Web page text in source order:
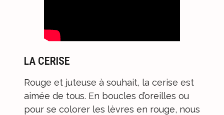
LA CERISE
Rouge et juteuse à souhait, la cerise est
aimée de tous. En boucles d’oreilles ou
pour se colorer les lèvres en rouge, nous